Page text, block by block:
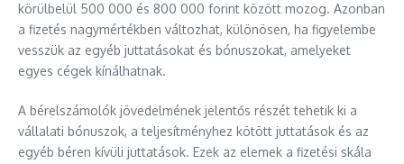
körülbelül 500 000 és 800 000 forint között mozog. Azonban
a fizetés nagymértékben változhat, különösen, ha figyelembe
vesszük az egyéb juttatásokat és bónuszokat, amelyeket
egyes cégek kínálhatnak.
A bérelszámolók jövedelmének jelentős részét tehetik ki a
vállalati bónuszok, a teljesítményhez kötött juttatások és az
egyéb béren kívüli juttatások. Ezek az elemek a fizetési skála